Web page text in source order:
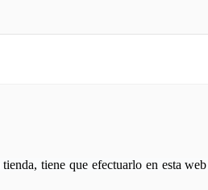
tiene que efectuarlo en esta